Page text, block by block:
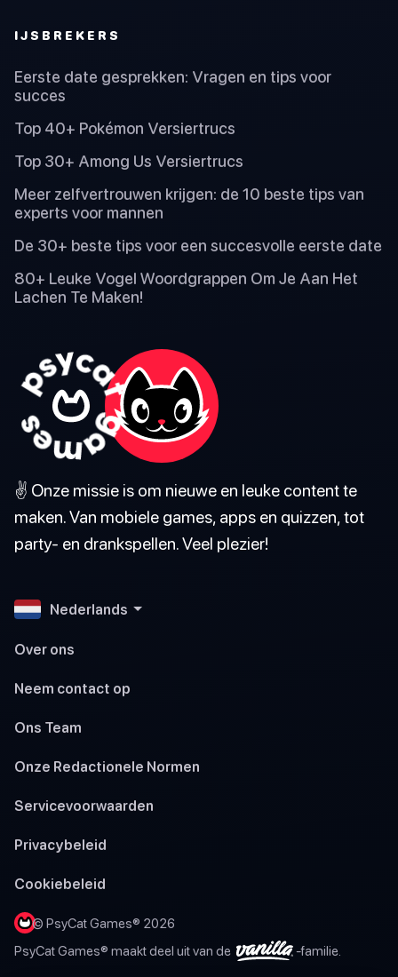
IJSBREKERS
Eerste date gesprekken: Vragen en tips voor
succes
Top 40+ Pokémon Versiertrucs
Top 30+ Among Us Versiertrucs
Meer zelfvertrouwen krijgen: de 10 beste tips van
experts voor mannen
De 30+ beste tips voor een succesvolle eerste date
80+ Leuke Vogel Woordgrappen Om Je Aan Het
Lachen Te Maken!
✌️ Onze missie is om nieuwe en leuke content te
maken. Van mobiele games, apps en quizzen, tot
party- en drankspellen. Veel plezier!
Nederlands
Over ons
Neem contact op
Ons Team
Onze Redactionele Normen
Servicevoorwaarden
Privacybeleid
Cookiebeleid
© PsyCat Games® 2026
PsyCat Games® maakt deel uit van de
-familie.